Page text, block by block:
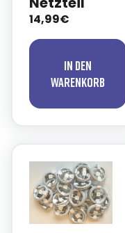
14,99€
In den
Warenkorb